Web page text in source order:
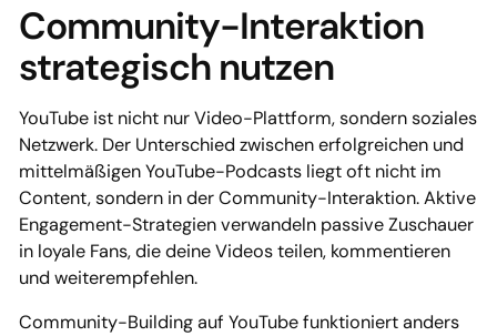
Community-Interaktion
strategisch nutzen
YouTube ist nicht nur Video-Plattform, sondern soziales
Netzwerk. Der Unterschied zwischen erfolgreichen und
mittelmäßigen YouTube-Podcasts liegt oft nicht im
Content, sondern in der Community-Interaktion. Aktive
Engagement-Strategien verwandeln passive Zuschauer
in loyale Fans, die deine Videos teilen, kommentieren
und weiterempfehlen.
Community-Building auf YouTube funktioniert anders